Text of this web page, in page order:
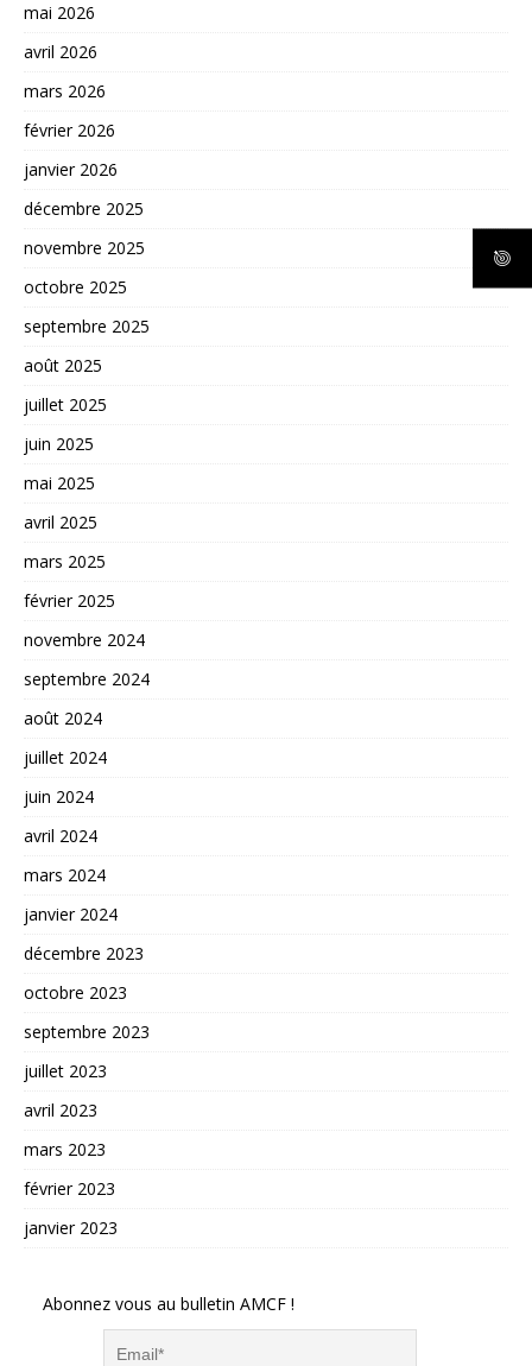
mai 2026
avril 2026
mars 2026
février 2026
janvier 2026
décembre 2025
novembre 2025
octobre 2025
septembre 2025
août 2025
juillet 2025
juin 2025
mai 2025
avril 2025
mars 2025
février 2025
novembre 2024
septembre 2024
août 2024
juillet 2024
juin 2024
avril 2024
mars 2024
janvier 2024
décembre 2023
octobre 2023
septembre 2023
juillet 2023
avril 2023
mars 2023
février 2023
janvier 2023
Abonnez vous au bulletin AMCF !